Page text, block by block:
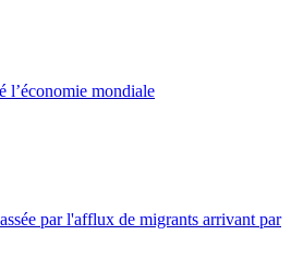
l’économie mondiale
par l'afflux de migrants arrivant par